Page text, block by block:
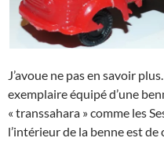
J’avoue ne pas en savoir
exemplaire équipé d’une
« transsahara » comme les
l’intérieur de la benne est